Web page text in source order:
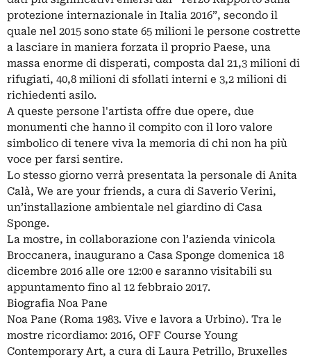
protezione internazionale in Italia 2016”, secondo il
quale nel 2015 sono state 65 milioni le persone costrette
a lasciare in maniera forzata il proprio Paese, una
massa enorme di disperati, composta dal 21,3 milioni di
rifugiati, 40,8 milioni di sfollati interni e 3,2 milioni di
richiedenti asilo.
A queste persone l'artista offre due opere, due
monumenti che hanno il compito con il loro valore
simbolico di tenere viva la memoria di chi non ha più
voce per farsi sentire.
Lo stesso giorno verrà presentata la personale di Anita
Calà, We are your friends, a cura di Saverio Verini,
un’installazione ambientale nel giardino di Casa
Sponge.
La mostre, in collaborazione con l’azienda vinicola
Broccanera, inaugurano a Casa Sponge domenica 18
dicembre 2016 alle ore 12:00 e saranno visitabili su
appuntamento fino al 12 febbraio 2017.
Biografia Noa Pane
Noa Pane (Roma 1983. Vive e lavora a Urbino). Tra le
mostre ricordiamo: 2016, OFF Course Young
Contemporary Art, a cura di Laura Petrillo, Bruxelles